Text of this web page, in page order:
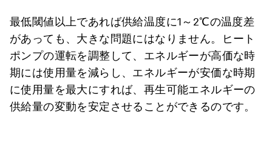
最低閾値以上であれば供給温度に1～2℃の温度差
があっても、大きな問題にはなりません。ヒート
ポンプの運転を調整して、エネルギーが高価な時
期には使用量を減らし、エネルギーが安価な時期
に使用量を最大にすれば、再生可能エネルギーの
供給量の変動を安定させることができるのです。